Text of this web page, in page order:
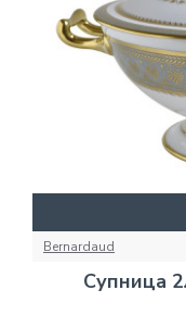
Bernardaud
Супница